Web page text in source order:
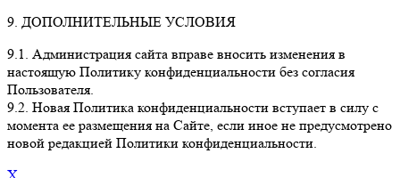
9. ДОПОЛНИТЕЛЬНЫЕ УСЛОВИЯ
9.1. Администрация сайта вправе вносить изменения в
настоящую Политику конфиденциальности без согласия
Пользователя.
9.2. Новая Политика конфиденциальности вступает в силу с
момента ее размещения на Сайте, если иное не предусмотрено
новой редакцией Политики конфиденциальности.